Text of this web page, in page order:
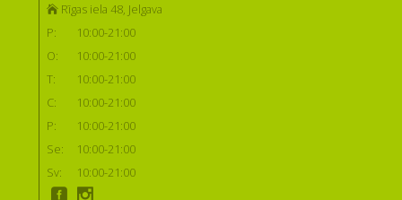
Rīgas iela 48, Jelgava
P:
10:00-21:00
O:
10:00-21:00
T:
10:00-21:00
C:
10:00-21:00
P:
10:00-21:00
Se:
10:00-21:00
Sv:
10:00-21:00